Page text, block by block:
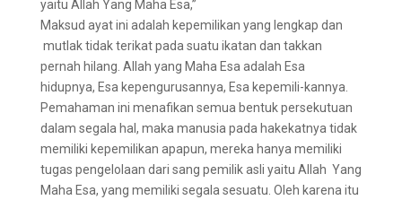
Maksud ayat ini adalah kepemilikan yang lengkap dan
mutlak tidak terikat pada suatu ikatan dan takkan
pernah hilang. Allah yang Maha Esa adalah Esa
hidupnya, Esa kepengurusannya, Esa kepemili-kannya.
Pemahaman ini menafikan semua bentuk persekutuan
dalam segala hal, maka manusia pada hakekatnya tidak
memiliki kepemilikan apapun, mereka hanya memiliki
tugas pengelolaan dari sang pemilik asli yaitu Allah Yang
Maha Esa, yang memiliki segala sesuatu. Oleh karena itu